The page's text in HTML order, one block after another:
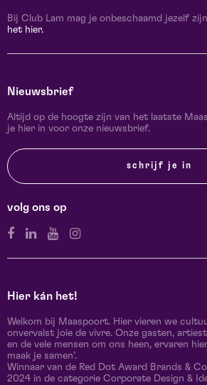
Bij Club Lam mag je onbeschaamd jezelf
het hier.
Nieuwsbrief
Altijd op de hoogte zijn van het laatste
je hier in voor onze nieuwsbrief.
schrijf je in
volg ons op
Hier kán het!
Welkom bij Maaspoort. Hier vieren we
onvervalst joie de vivre. Onze gasten,
en de vele mensen om ons heen, ervaren
maak je samen’.
Winnaar van de Red Dot Award Brands &
2024 in de categorie Corporate Design &